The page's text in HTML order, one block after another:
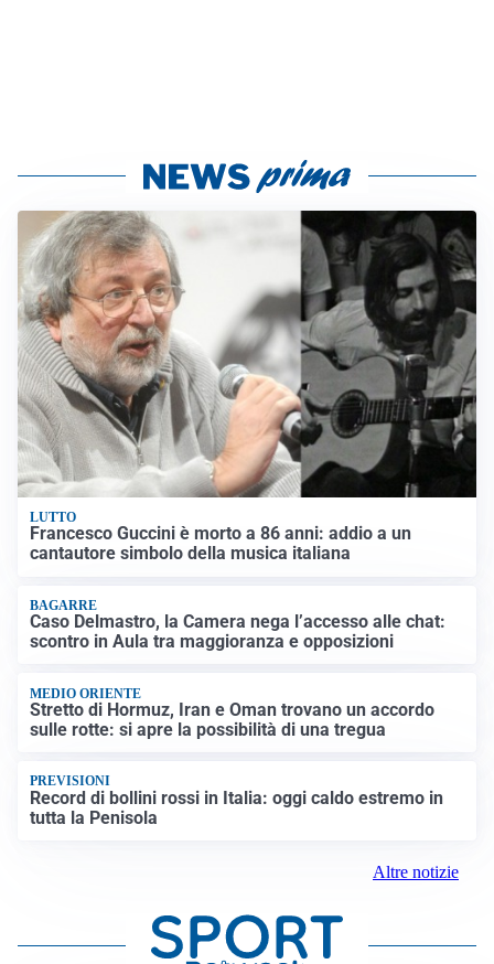
LUTTO
Francesco Guccini è morto a 86 anni: addio a un
cantautore simbolo della musica italiana
BAGARRE
Caso Delmastro, la Camera nega l’accesso alle chat:
scontro in Aula tra maggioranza e opposizioni
MEDIO ORIENTE
Stretto di Hormuz, Iran e Oman trovano un accordo
sulle rotte: si apre la possibilità di una tregua
PREVISIONI
Record di bollini rossi in Italia: oggi caldo estremo in
tutta la Penisola
Altre notizie